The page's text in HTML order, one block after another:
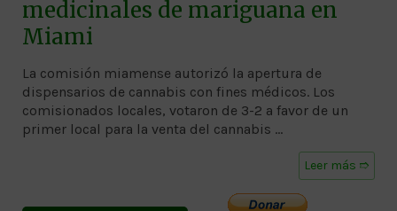
medicinales de mariguana en
Miami
La comisión miamense autorizó la apertura de
dispensarios de cannabis con fines médicos. Los
comisionados locales, votaron de 3-2 a favor de un
primer local para la venta del cannabis …
Leer más ➱